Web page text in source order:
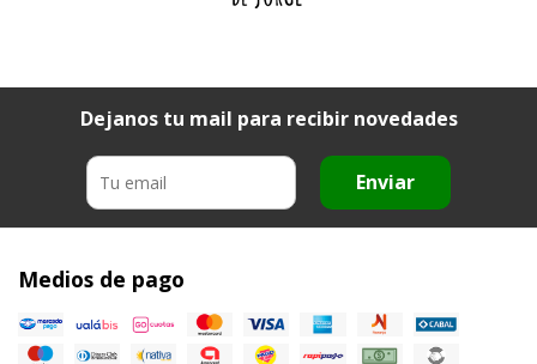
Dejanos tu mail para recibir novedades
Enviar
Medios de pago